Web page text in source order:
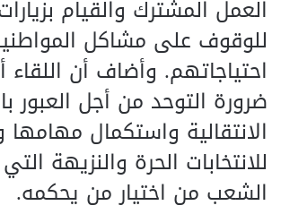
العمل المشترك والقيام
للوقوف على مشاكل
احتياجاتهم. وأضاف أن اللقاء
ضرورة التوحد من أجل العبور
الانتقالية واستكمال مهامها
للانتخابات الحرة والنزيهة
الشعب من اختيار من يحكمه.